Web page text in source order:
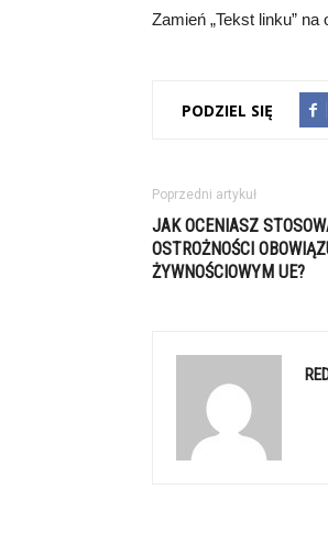
Zamień „Tekst linku”
PODZIEL SIĘ
Poprzedni artykuł
JAK OCENIASZ
OSTROŻNOŚCI
ŻYWNOŚCIOWYM UE?